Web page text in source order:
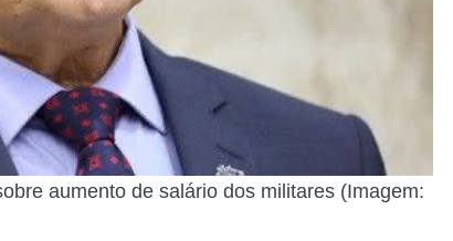
aumento de salário dos militares (Imagem: